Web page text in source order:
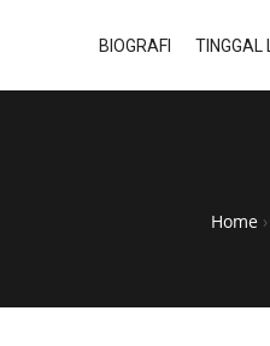
BIOGRAFI TINGGAL
Home ›